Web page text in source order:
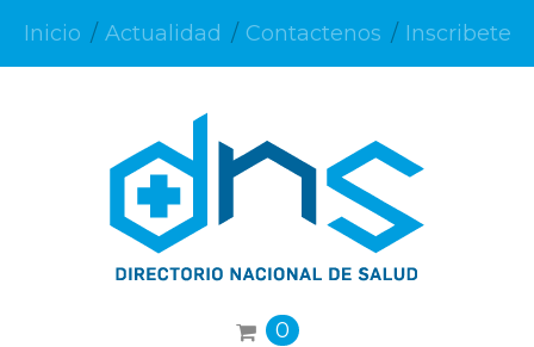
Inicio Actualidad Contactenos Inscribete
0